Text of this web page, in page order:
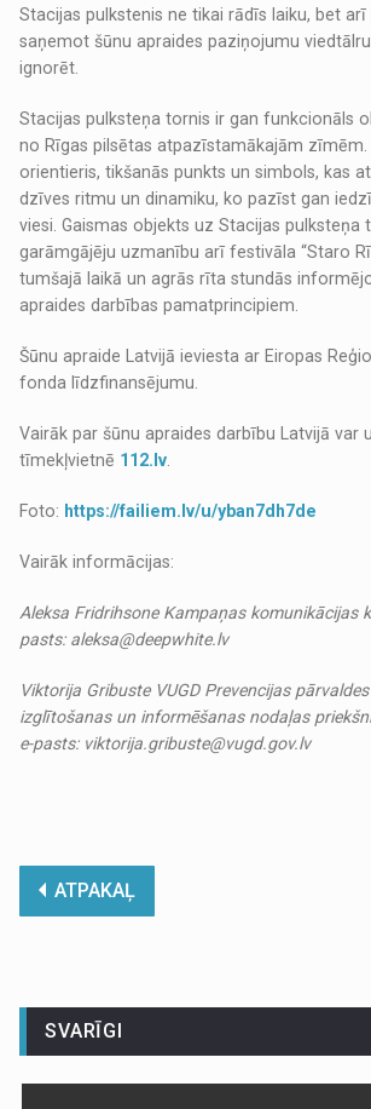
Stacijas pulkstenis ne tikai rādīs laiku, bet arī
saņemot šūnu apraides paziņojumu
ignorēt.
Stacijas pulksteņa tornis ir gan funkcionāls
no Rīgas pilsētas atpazīstamākajām
orientieris, tikšanās punkts un simbols, kas
dzīves ritmu un dinamiku, ko pazīst gan
viesi. Gaismas objekts uz Stacijas pulksteņa
garāmgājēju uzmanību arī festivāla “Staro
tumšajā laikā un agrās rīta stundās
apraides darbības pamatprincipiem.
Šūnu apraide Latvijā ieviesta ar Eiropas
fonda līdzfinansējumu.
Vairāk par šūnu apraides darbību Latvijā var
tīmekļvietnē 112.lv.
Foto: https://failiem.lv/u/yban7dh7de
Vairāk informācijas:
Aleksa Fridrihsone Kampaņas komunikācijas
pasts: aleksa@deepwhite.lv
Viktorija Gribuste VUGD Prevencijas pārvaldes
izglītošanas un informēšanas nodaļas
e-pasts: viktorija.gribuste@vugd.gov.lv
ATPAKAĻ
SVARĪGI